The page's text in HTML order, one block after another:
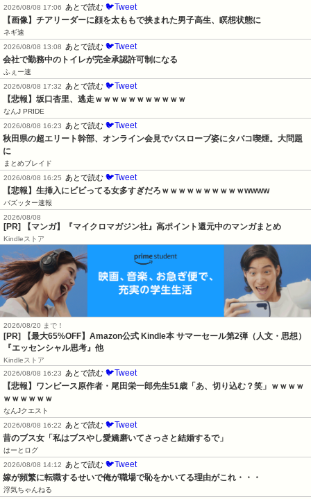
2026/08/08 17:06
あとで読む 🐦Tweet
【画像】チアリーダーに顔を太ももで挟まれた男子高生、瞑想状態に
ネギ速
2026/08/08 13:08
あとで読む 🐦Tweet
会社で勤務中のトイレが完全承認許可制になる
ふぇー速
2026/08/08 17:32
あとで読む 🐦Tweet
【悲報】坂口杏里、逃走ｗｗｗｗｗｗｗｗｗｗｗ
なんJ PRIDE
2026/08/08 16:23
あとで読む 🐦Tweet
秋田県の超エリート幹部、オンライン会見でバスローブ姿にタバコ喫煙。大問題
に
まとめブレイド
2026/08/08 16:25
あとで読む 🐦Tweet
【悲報】生挿入にビビってる女多すぎだろｗｗｗｗｗｗｗｗｗｗwwww
バズッター速報
2026/08/08
[PR] 【マンガ】『マイクロマガジン社』高ポイント還元中のマンガまとめ
Kindleストア
2026/08/20 まで！
[PR]
【最大65%OFF】Amazon公式 Kindle本 サマーセール第2弾（人文・思想）
『エッセンシャル思考』他
Kindleストア
2026/08/08 16:23
あとで読む 🐦Tweet
【悲報】ワンピース原作者・尾田栄一郎先生51歳「あ、切り込む？笑」ｗｗｗｗ
ｗｗｗｗｗｗ
なんJクエスト
2026/08/08 16:22
あとで読む 🐦Tweet
昔のブス女「私はブスやし愛嬌磨いてさっさと結婚するで」
はーとログ
2026/08/08 14:12
あとで読む 🐦Tweet
嫁が頻繁に転職するせいで俺が職場で恥をかいてる理由がこれ・・・
浮気ちゃんねる